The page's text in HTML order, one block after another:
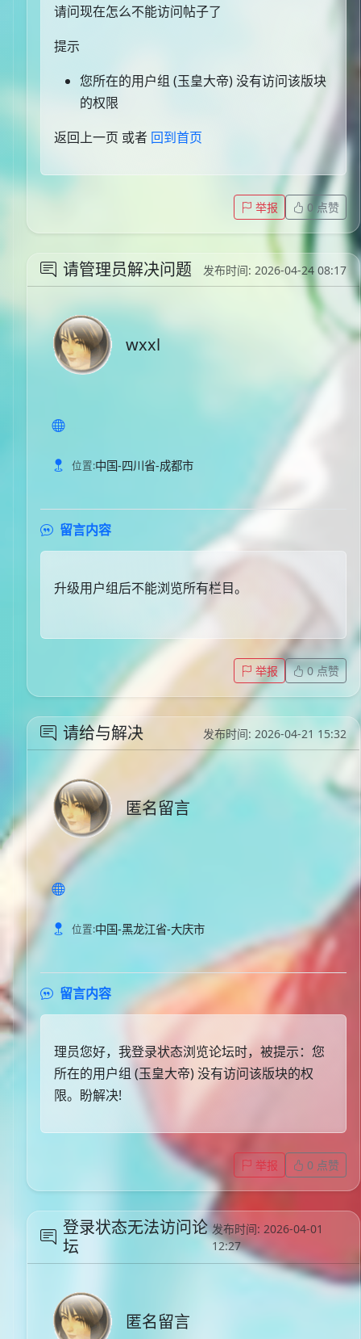
请问现在怎么不能访问帖子了
提示
您所在的用户组 (玉皇大帝) 没有访问该版块
的权限
返回上一页 或者 回到首页
举报 0 点赞
请管理员解决问题 发布时间: 2026-04-24 08:17
wxxl
位置:中国-四川省-成都市
留言内容
升级用户组后不能浏览所有栏目。
举报 0 点赞
请给与解决 发布时间: 2026-04-21 15:32
匿名留言
位置:中国-黑龙江省-大庆市
留言内容
理员您好，我登录状态浏览论坛时，被提示：您
所在的用户组 (玉皇大帝) 没有访问该版块的权
限。盼解决!
举报 0 点赞
登录状态无法访问论
坛
发布时间: 2026-04-01
12:27
匿名留言